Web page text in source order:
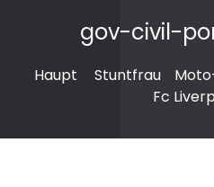
gov-civil-
Haupt Stuntfrau
Fc